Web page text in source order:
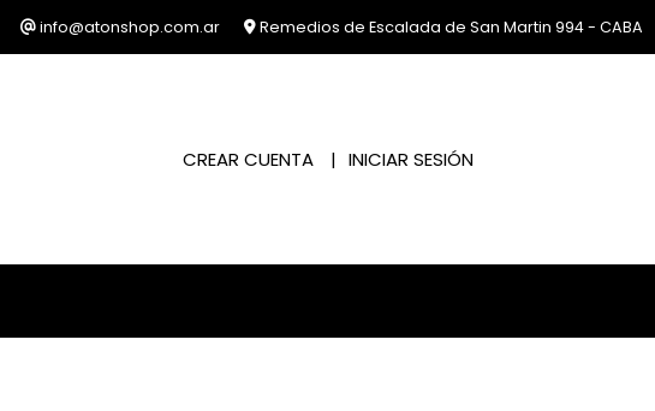
info@atonshop.com.ar Remedios de Escalada de San Martin 994 - CABA
CREAR CUENTA INICIAR SESIÓN